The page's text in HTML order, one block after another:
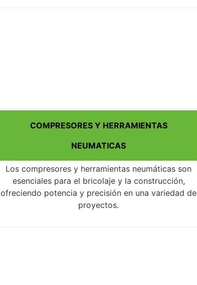
COMPRESORES Y HERRAMIENTAS
NEUMATICAS
Los compresores y herramientas neumáticas son
esenciales para el bricolaje y la construcción,
ofreciendo potencia y precisión en una variedad de
proyectos.